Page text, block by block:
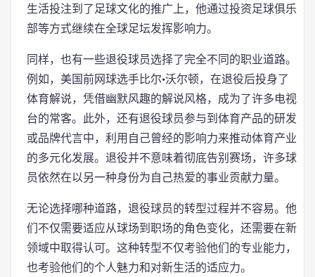
生活投注到了足球文化的推广上，他通过投资足球俱乐
部等方式继续在全球足坛发挥影响力。
同样，也有一些退役球员选择了完全不同的职业道路。
例如，美国前网球选手比尔·沃尔顿，在退役后投身了
体育解说，凭借幽默风趣的解说风格，成为了许多电视
台的常客。此外，还有退役球员参与到体育产品的研发
或品牌代言中，利用自己曾经的影响力来推动体育产业
的多元化发展。退役并不意味着彻底告别赛场，许多球
员依然在以另一种身份为自己热爱的事业贡献力量。
无论选择哪种道路，退役球员的转型过程并不容易。他
们不仅需要适应从球场到职场的角色变化，还需要在新
领域中取得认可。这种转型不仅考验他们的专业能力，
也考验他们的个人魅力和对新生活的适应力。